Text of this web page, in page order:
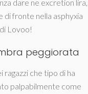
dare ne excretion lira,
di fronte nella asphyxia
Lovoo!
peggiorata
che tipo di ha
palpabilmente come